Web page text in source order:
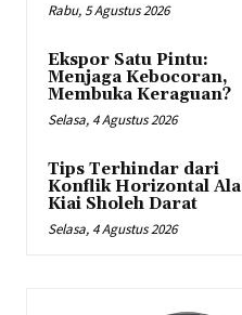
Rabu, 5 Agustus 2026
Ekspor Satu Pintu:
Menjaga Kebocoran,
Membuka Keraguan?
Selasa, 4 Agustus 2026
Tips Terhindar dari
Konflik Horizontal Ala
Kiai Sholeh Darat
Selasa, 4 Agustus 2026